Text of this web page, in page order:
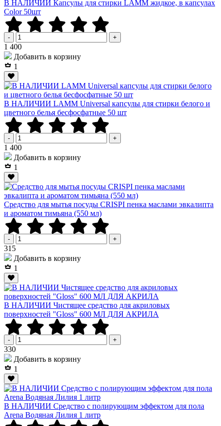
В НАЛИЧИИ Капсулы для стирки LAMM жидкое, в капсулах
Color 50шт
- +
1 400Р
Добавить в корзину
1
В НАЛИЧИИ LAMM Universal капсулы для стирки белого и
цветного белья бесфосфатные 50 шт
- +
1 400Р
Добавить в корзину
1
Средство для мытья посуды CRISPI пенка маслами эвкалипта
и ароматом тимьяна (550 мл)
- +
315Р
Добавить в корзину
1
В НАЛИЧИИ Чистящее средство для акриловых
поверхностей "Gloss" 600 МЛ ДЛЯ АКРИЛА
- +
330Р
Добавить в корзину
1
В НАЛИЧИИ Средство с полирующим эффектом для пола
Arena Водяная Лилия 1 литр